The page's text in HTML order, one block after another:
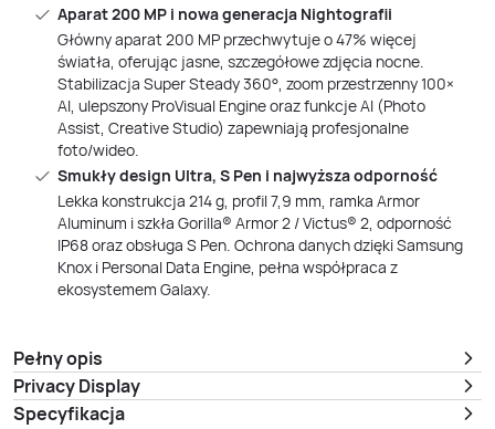
Aparat 200 MP i nowa generacja Nightografii
Główny aparat 200 MP przechwytuje o 47% więcej
światła, oferując jasne, szczegółowe zdjęcia nocne.
Stabilizacja Super Steady 360°, zoom przestrzenny 100×
AI, ulepszony ProVisual Engine oraz funkcje AI (Photo
Assist, Creative Studio) zapewniają profesjonalne
foto/wideo.
Smukły design Ultra, S Pen i najwyższa odporność
Lekka konstrukcja 214 g, profil 7,9 mm, ramka Armor
Aluminum i szkła Gorilla® Armor 2 / Victus® 2, odporność
IP68 oraz obsługa S Pen. Ochrona danych dzięki Samsung
Knox i Personal Data Engine, pełna współpraca z
ekosystemem Galaxy.
Pełny opis
Privacy Display
Specyfikacja